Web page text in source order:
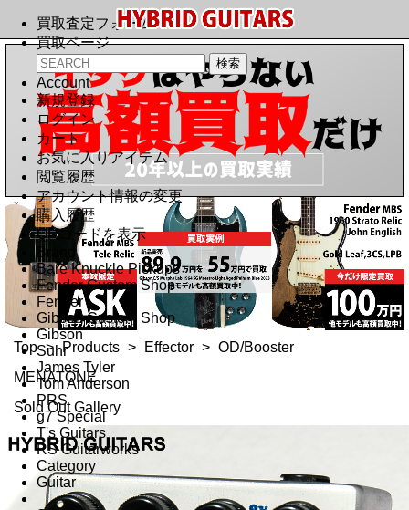
買取査定フォーム
買取ページ
Account
新規登録
ログイン
カート
お気に入りアイテム
閲覧履歴
アカウント情報の変更
購入履歴
QRコードを表示
Brand
Bare Knuckle Pickups
Fender Custom Shop
Fender
Gibson Custom Shop
Gibson
Suhr
James Tyler
Tom Anderson
PRS
g7 Special
T's Guitars
RS Guitarworks
Category
Guitar
Top > Products > Effector > OD/Booster
MENATONE
Sold Out Gallery